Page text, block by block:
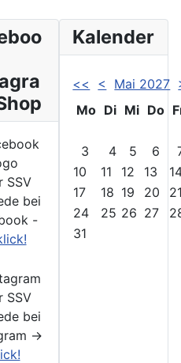
SSV
bei
-
SSV
bei
->
Kalender
<< < Mai 2027
Mo Di Mi Do
3 4 5 6
10
11 12 13
17
18 19 20
24
25 26 27
31